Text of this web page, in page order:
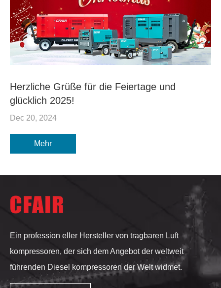
Herzliche Grüße für die Feiertage und
glücklich 2025!
Dec 20, 2024
Mehr
Ein profession eller Hersteller von tragbaren Luft
kompressoren, der sich dem Angebot der weltweit
führenden Diesel kompressoren der Welt widmet.